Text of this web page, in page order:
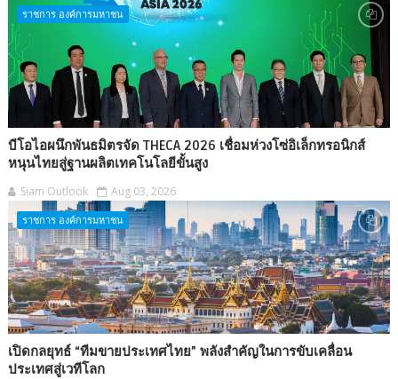
ราชการ องค์การมหาชน
บีโอไอผนึกพันธมิตรจัด THECA 2026 เชื่อมห่วงโซ่อิเล็กทรอนิกส์
หนุนไทยสู่ฐานผลิตเทคโนโลยีขั้นสูง
Siam Outlook Aug 03, 2026
ราชการ องค์การมหาชน
เปิดกลยุทธ์ “ทีมขายประเทศไทย” พลังสำคัญในการขับเคลื่อน
ประเทศสู่เวทีโลก